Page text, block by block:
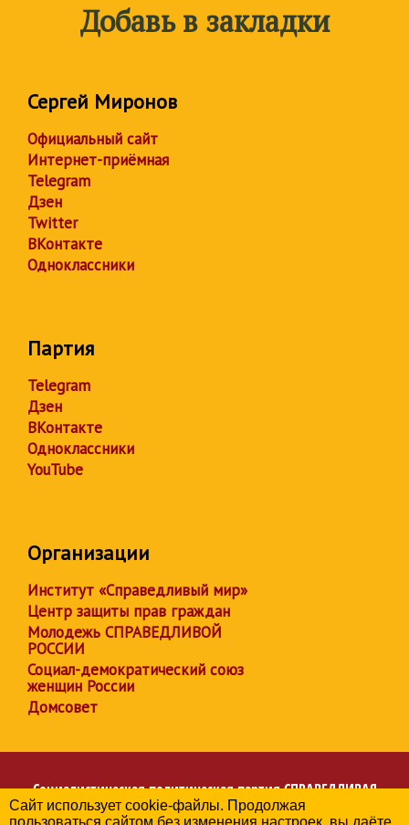
Добавь в закладки
Сергей Миронов
Официальный сайт
Интернет-приёмная
Telegram
Дзен
Twitter
ВКонтакте
Одноклассники
Партия
Telegram
Дзен
ВКонтакте
Одноклассники
YouTube
Организации
Институт «Справедливый мир»
Центр защиты прав граждан
Молодежь СПРАВЕДЛИВОЙ
РОССИИ
Социал-демократический союз
женщин России
Домсовет
Социалистическая политическая партияСПРАВЕДЛИВАЯ
РОССИЯ
Сайт использует cookie-файлы. Продолжая
пользоваться сайтом без изменения настроек, вы даёте